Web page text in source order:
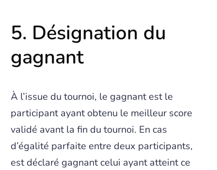
5. Désignation du
gagnant
À l’issue du tournoi, le gagnant est le
participant ayant obtenu le meilleur score
validé avant la fin du tournoi. En cas
d’égalité parfaite entre deux participants,
est déclaré gagnant celui ayant atteint ce